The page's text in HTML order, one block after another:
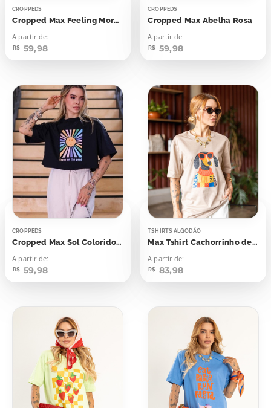
CROPPEDS
Cropped Max Feeling Morangos
A partir de:
R$ 59,98
CROPPEDS
Cropped Max Abelha Rosa
A partir de:
R$ 59,98
CROPPEDS
Cropped Max Sol Colorido Focus
A partir de:
R$ 59,98
TSHIRTS ALGODÃO
Max Tshirt Cachorrinho de Suéter
A partir de:
R$ 83,98